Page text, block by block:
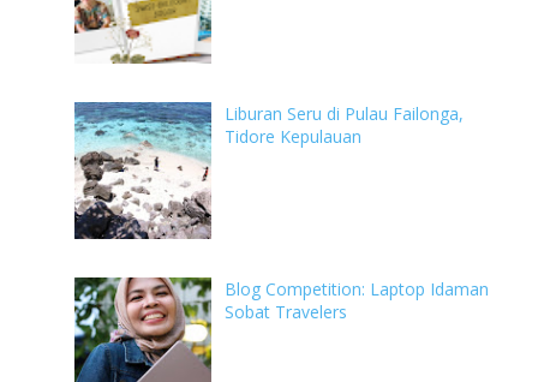
Liburan Seru di Pulau Failonga,
Tidore Kepulauan
Blog Competition: Laptop Idaman
Sobat Travelers